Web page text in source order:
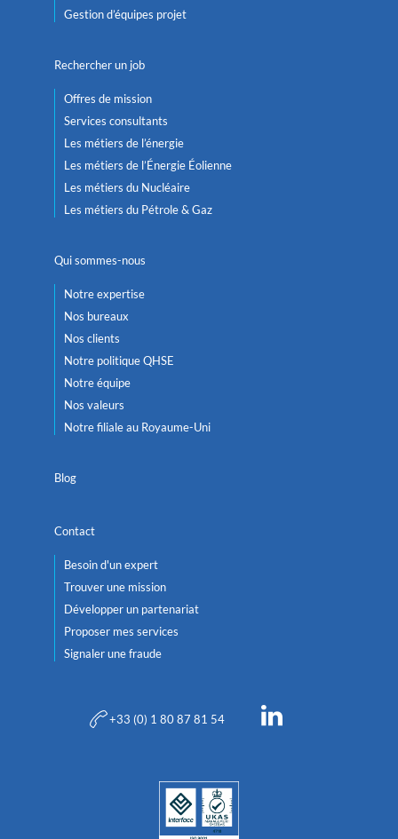
Gestion d’équipes projet
Rechercher un job
Offres de mission
Services consultants
Les métiers de l’énergie
Les métiers de l’Énergie Éolienne
Les métiers du Nucléaire
Les métiers du Pétrole & Gaz
Qui sommes-nous
Notre expertise
Nos bureaux
Nos clients
Notre politique QHSE
Notre équipe
Nos valeurs
Notre filiale au Royaume-Uni
Blog
Contact
Besoin d'un expert
Trouver une mission
Développer un partenariat
Proposer mes services
Signaler une fraude
+33 (0) 1 80 87 81 54